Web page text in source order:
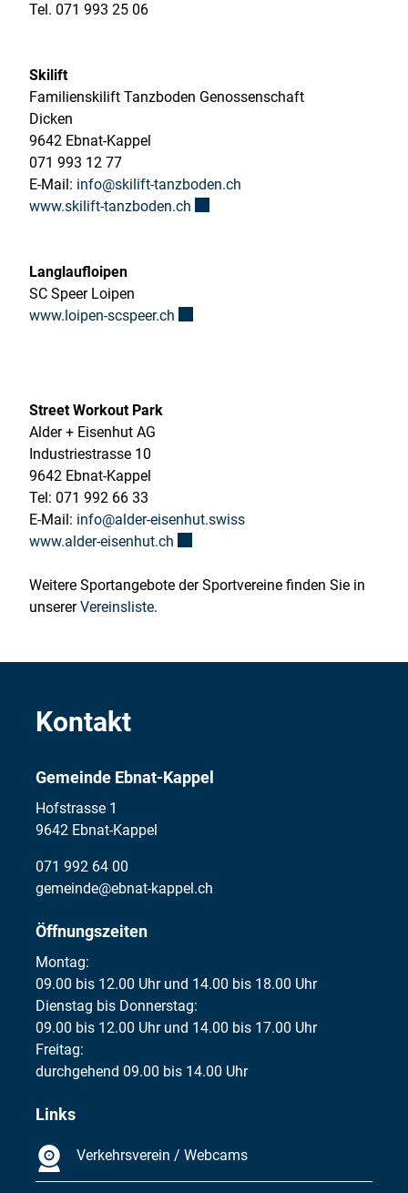
Tel. 071 993 25 06
Skilift
Familienskilift Tanzboden Genossenschaft
Dicken
9642 Ebnat-Kappel
071 993 12 77
E-Mail: info@skilift-tanzboden.ch
www.skilift-tanzboden.ch
Langlaufloipen
SC Speer Loipen
www.loipen-scspeer.ch
Street Workout Park
Alder + Eisenhut AG
Industriestrasse 10
9642 Ebnat-Kappel
Tel: 071 992 66 33
E-Mail: info@alder-eisenhut.swiss
www.alder-eisenhut.ch
Weitere Sportangebote der Sportvereine finden Sie in
unsererVereinsliste.
Kontakt
Gemeinde Ebnat-Kappel
Hofstrasse 1
9642 Ebnat-Kappel
071 992 64 00
gemeinde@ebnat-kappel.ch
Öffnungszeiten
Montag:
09.00 bis 12.00 Uhr und 14.00 bis 18.00 Uhr
Dienstag bis Donnerstag:
09.00 bis 12.00 Uhr und 14.00 bis 17.00 Uhr
Freitag:
durchgehend 09.00 bis 14.00 Uhr
Links
Verkehrsverein / Webcams